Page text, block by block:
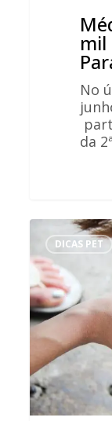
mil
No
da
dicas
para
quem
deseja
adotar
um
animal
de
estimação
DICAS PET